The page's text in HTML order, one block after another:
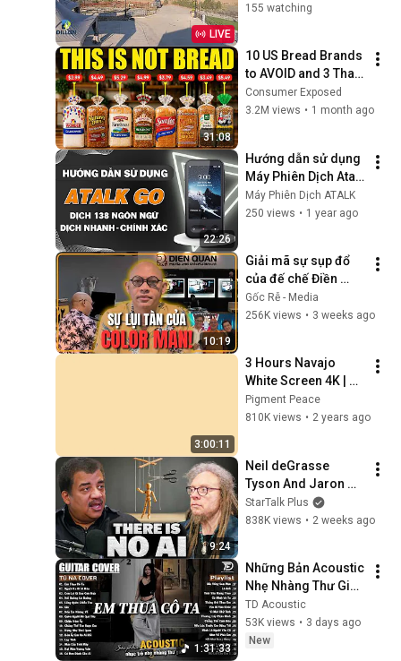
LIVE
155 watching
31:08
10 US Bread Brands
to AVOID and 3 That
Are Actually Safe
Consumer Exposed
3.2M views • 1 month ago
22:26
Hướng dẫn sử dụng
Máy Phiên Dịch Atalk
Go | Dịch 138 Ngôn
Ngữ Nhanh Chóng &
Máy Phiên Dịch ATALK
250 views • 1 year ago
10:19
Giải mã sự sụp đổ
của đế chế Điền
Quân - Color Man
trong 10 Phút | Gốc
Gốc Rễ - Media
256K views • 3 weeks ago
3:00:11
3 Hours Navajo
White Screen 4K |
Background |
Backdrop |
TV
Pigment Peace
810K views • 2 years ago
9:24
Neil deGrasse
Tyson And Jaron
Lanier on the AI
Illusion
StarTalk Plus
838K views • 2 weeks ago
1:31:33
Những Bản Acoustic
Nhẹ Nhàng Thư Giãn
| Tú Na Cover - Em
Thua Cô Ta, Hạt Mưa
Vương Vấn, Lụy Tình
TD Acoustic
53K views • 3 days ago
New